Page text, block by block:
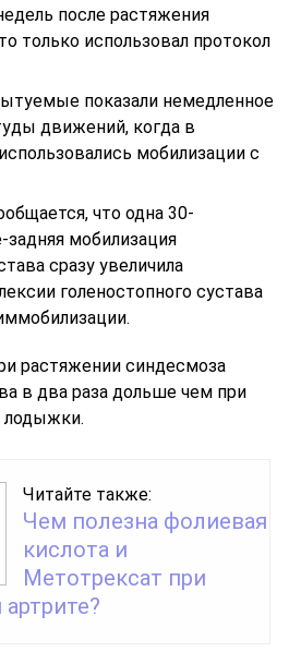
после растяжения
только использовал протокол
показали немедленное
движений, когда в
мобилизации с
что одна 30-
задняя мобилизация
сразу увеличила
голеностопного сустава
растяжении синдесмоза
в два раза дольше чем при
лодыжки.
Читайте также:
Чем полезна фолиевая
кислота и
Метотрексат при